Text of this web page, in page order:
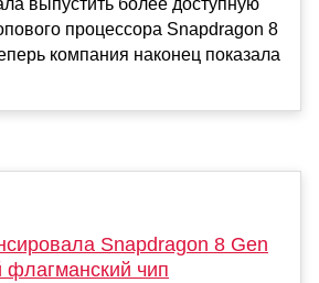
процессора Snapdragon 8
компания наконец показала
Snapdragon 8 Gen
чип